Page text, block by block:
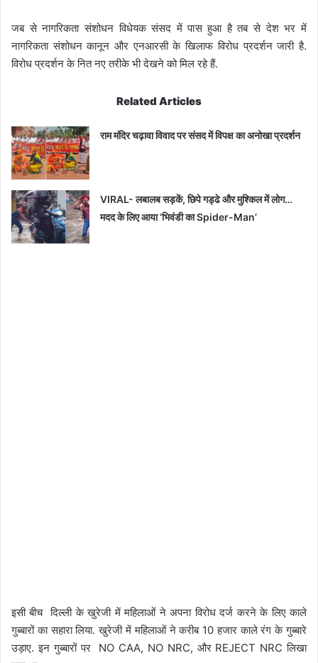
जब से नागरिकता संशोधन विधेयक संसद में पास हुआ है तब से देश भर में
नागरिकता संशोधन कानून और एनआरसी के खिलाफ विरोध प्रदर्शन जारी है.
विरोध प्रदर्शन के नित नए तरीके भी देखने को मिल रहे हैं.
Related Articles
राम मंदिर चढ़ावा विवाद पर संसद में विपक्ष का अनोखा प्रदर्शन
VIRAL- लबालब सड़कें, छिपे गड्ढे और मुश्किल में लोग…
मदद के लिए आया ‘भिवंडी का Spider-Man’
इसी बीच दिल्ली के खुरेजी में महिलाओं ने अपना विरोध दर्ज करने के लिए काले
गुब्बारों का सहारा लिया. खुरेजी में महिलाओं ने करीब 10 हजार काले रंग के गुब्बारे
उड़ाए. इन गुब्बारों पर NO CAA, NO NRC, और REJECT NRC लिखा